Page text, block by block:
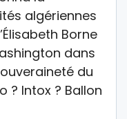
algériennes
Borne
dans
du
? Intox ? Ballon